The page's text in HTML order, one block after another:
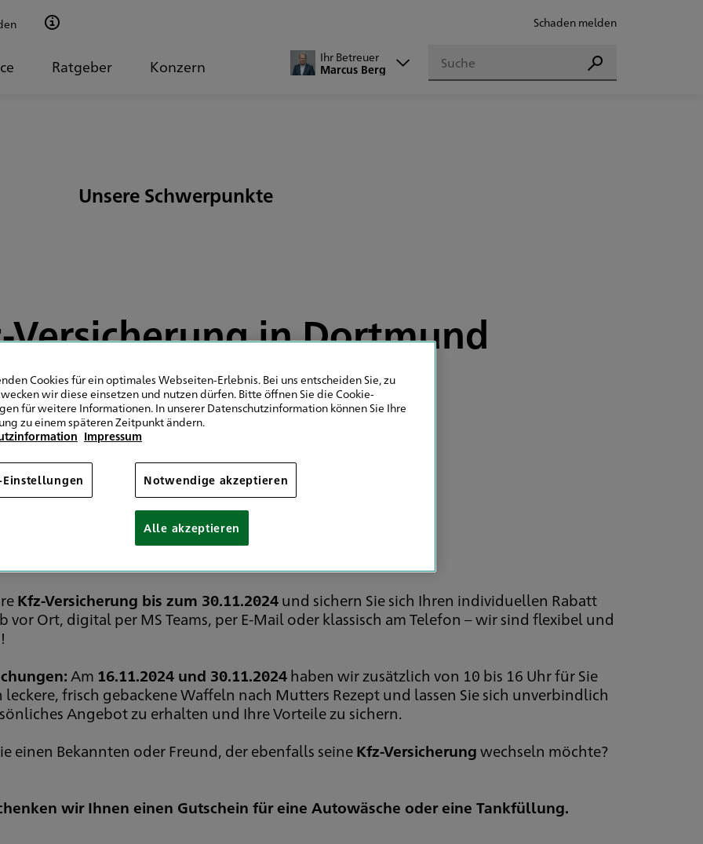
Schaden melden
Ratgeber Konzern
Ihr Betreuer
Marcus Berg
Suchen
Suchen
Unsere Schwerpunkte
Versicherung in Dortmund
Wechseln und sparen
den Rabatt sichern
Kfz-Versicherung bis zum 30.11.2024und sichern Sie sich Ihren individuellen Rabatt
Ort, digital per MS Teams, per E-Mail oder klassisch am Telefon – wir sind flexibel und
Am 16.11.2024 und 30.11.2024haben wir zusätzlich von 10 bis 16 Uhr für Sie
leckere, frisch gebackene Waffeln nach Mutters Rezept und lassen Sie sich unverbindlich
Angebot zu erhalten und Ihre Vorteile zu sichern.
einen Bekannten oder Freund, der ebenfalls seineKfz-Versicherungwechseln möchte?
wir Ihnen einen Gutschein für eine Autowäsche oder eine Tankfüllung.
Cookies für ein optimales Webseiten-Erlebnis. Bei uns entscheiden Sie, zu
wir diese einsetzen und nutzen dürfen. Bitte öffnen Sie die Cookie-
für weitere Informationen. In unserer Datenschutzinformation können Sie Ihre
zu einem späteren Zeitpunkt ändern.
Impressum
Einstellungen Notwendige akzeptieren
Alle akzeptieren